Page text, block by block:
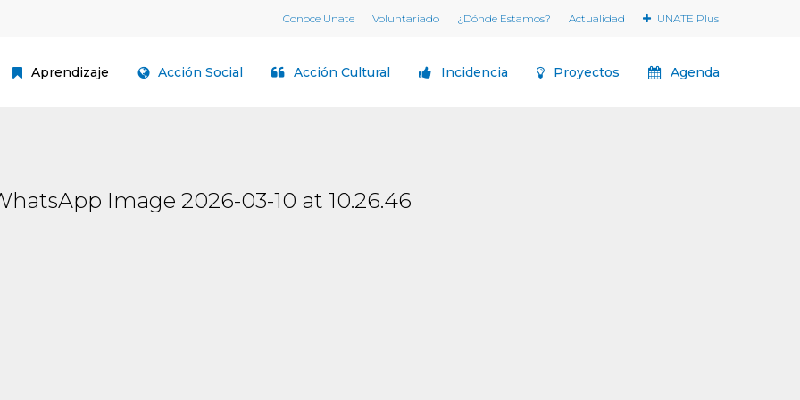
Conoce Unate Voluntariado ¿Dónde Estamos? Actualidad UNATE Plus
Aprendizaje Acción Social Acción Cultural Incidencia Proyectos Agenda
Image 2026-03-10 at 10.26.46